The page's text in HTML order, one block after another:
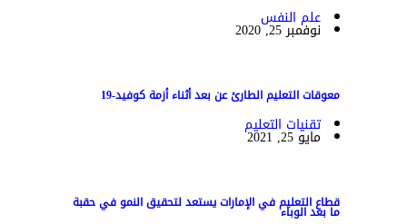
علم النفس
نوفمبر 25, 2020
معوقات التعليم الطارئ عن بعد أثناء أزمة كوفيد-19
تقنيات التعليم
مايو 25, 2021
قطاع التعليم في الإمارات يستعد لتحقيق النمو في حقبة
ما بعد الوباء